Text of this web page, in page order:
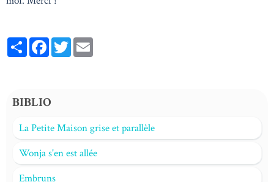
PartagerFacebook
Twitter
BIBLIO
La Petite Maison grise et parallèle
Wonja s'en est allée
Embruns